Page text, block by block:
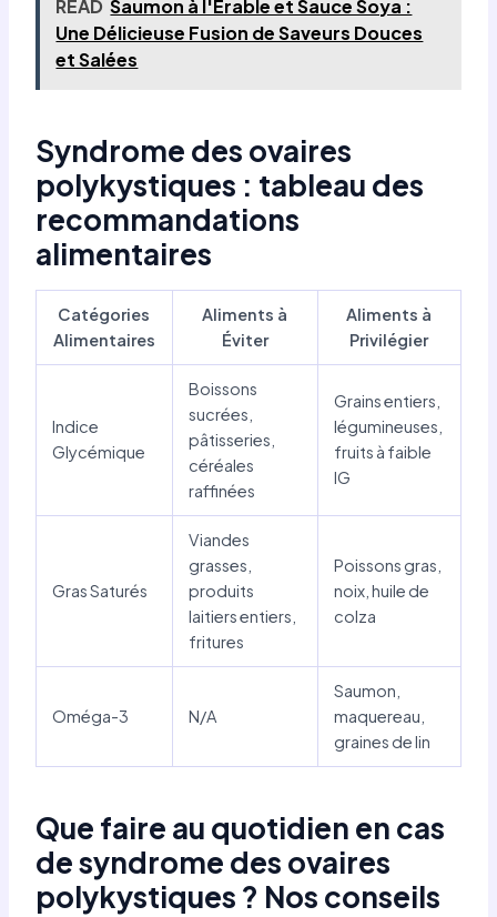
READ Saumon à l'Érable et Sauce Soya :
Une Délicieuse Fusion de Saveurs Douces
et Salées
Syndrome des ovaires
polykystiques : tableau des
recommandations
alimentaires
Catégories
Alimentaires
Aliments à
Éviter
Aliments à
Privilégier
Indice
Glycémique
Boissons
sucrées,
pâtisseries,
céréales
raffinées
Grains entiers,
légumineuses,
fruits à faible
IG
Gras Saturés
Viandes
grasses,
produits
laitiers entiers,
fritures
Poissons gras,
noix, huile de
colza
Oméga-3 N/A
Saumon,
maquereau,
graines de lin
Que faire au quotidien en cas
de syndrome des ovaires
polykystiques ? Nos conseils